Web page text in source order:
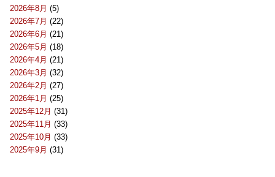
2026年8月 (5)
2026年7月 (22)
2026年6月 (21)
2026年5月 (18)
2026年4月 (21)
2026年3月 (32)
2026年2月 (27)
2026年1月 (25)
2025年12月 (31)
2025年11月 (33)
2025年10月 (33)
2025年9月 (31)